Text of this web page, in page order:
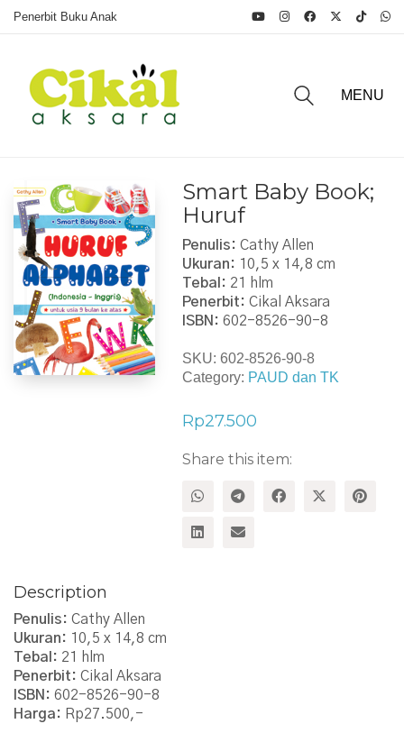
Penerbit Buku Anak
MENU
Smart Baby Book;
Huruf
Penulis: Cathy Allen
Ukuran: 10,5 x 14,8 cm
Tebal: 21 hlm
Penerbit: Cikal Aksara
ISBN: 602-8526-90-8
SKU: 602-8526-90-8
Category: PAUD dan TK
Rp27.500
Share this item:
Description
Penulis: Cathy Allen
Ukuran: 10,5 x 14,8 cm
Tebal: 21 hlm
Penerbit: Cikal Aksara
ISBN: 602-8526-90-8
Harga: Rp27.500,-